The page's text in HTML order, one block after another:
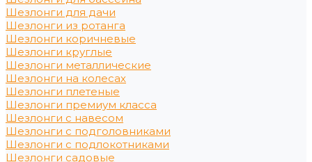
Шезлонги для дачи
Шезлонги из ротанга
Шезлонги коричневые
Шезлонги круглые
Шезлонги металлические
Шезлонги на колесах
Шезлонги плетеные
Шезлонги премиум класса
Шезлонги с навесом
Шезлонги с подголовниками
Шезлонги с подлокотниками
Шезлонги садовые